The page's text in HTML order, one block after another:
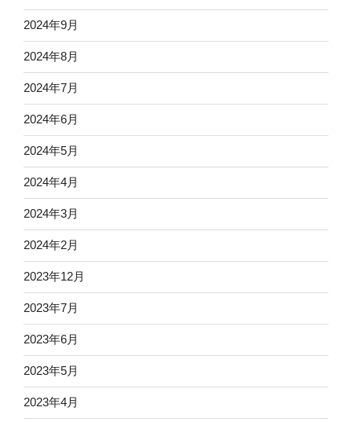
2024年9月
2024年8月
2024年7月
2024年6月
2024年5月
2024年4月
2024年3月
2024年2月
2023年12月
2023年7月
2023年6月
2023年5月
2023年4月